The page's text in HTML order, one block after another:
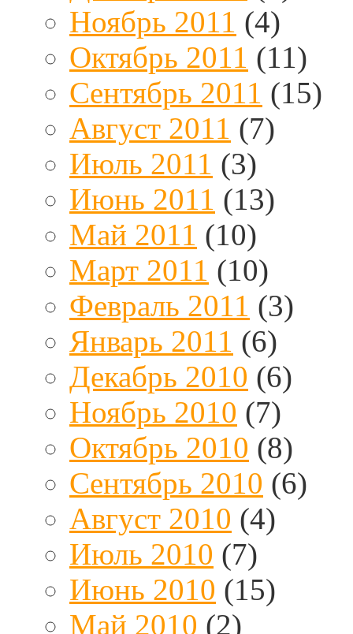
Ноябрь 2011 (4)
Октябрь 2011 (11)
Сентябрь 2011 (15)
Август 2011 (7)
Июль 2011 (3)
Июнь 2011 (13)
Май 2011 (10)
Март 2011 (10)
Февраль 2011 (3)
Январь 2011 (6)
Декабрь 2010 (6)
Ноябрь 2010 (7)
Октябрь 2010 (8)
Сентябрь 2010 (6)
Август 2010 (4)
Июль 2010 (7)
Июнь 2010 (15)
Май 2010 (2)